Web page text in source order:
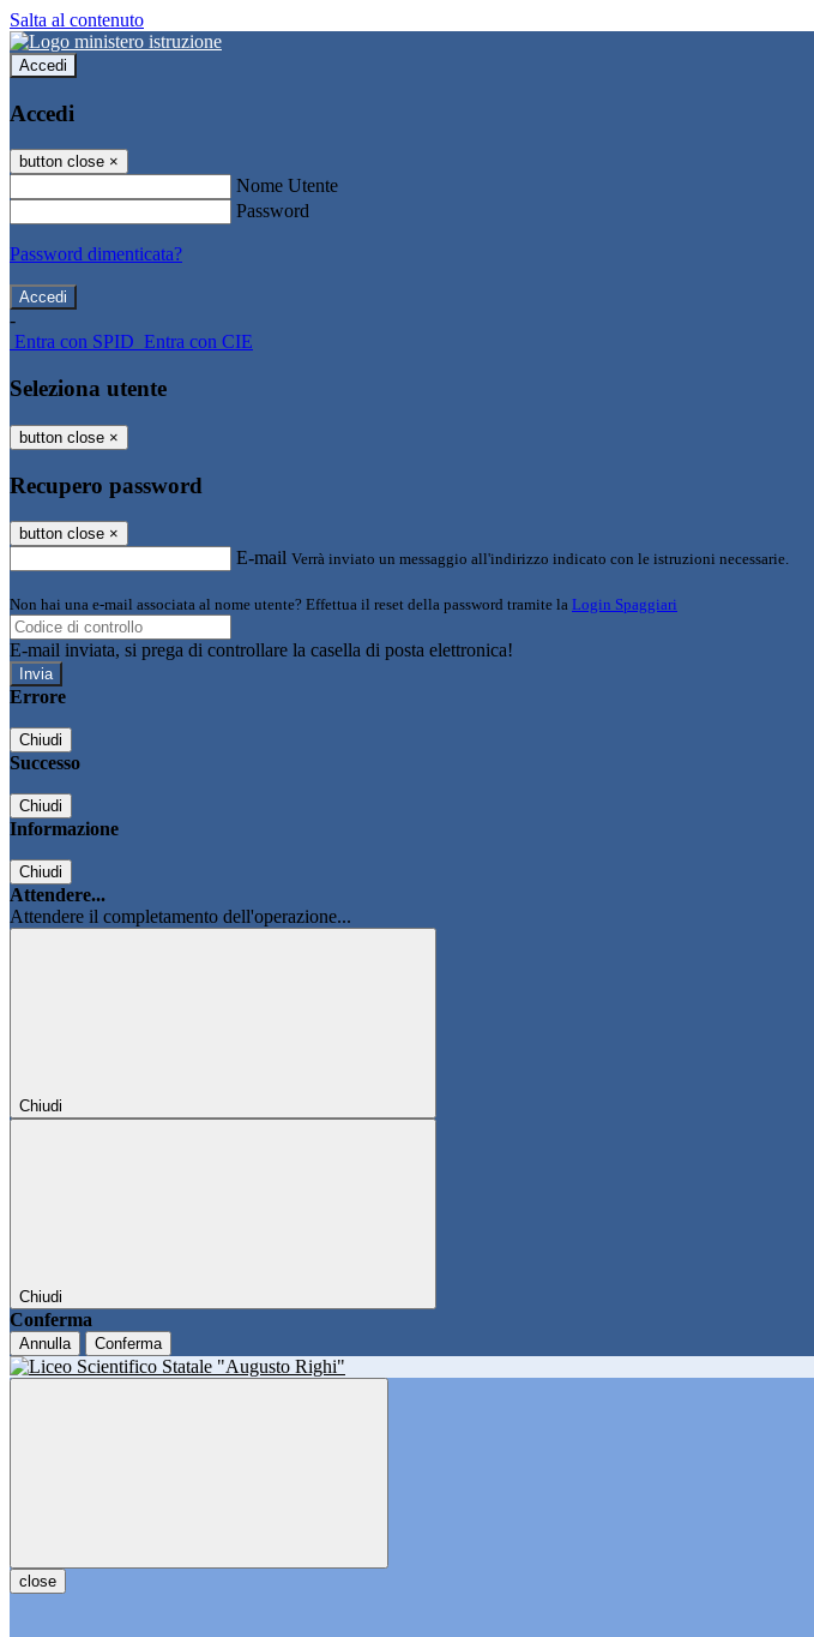
Salta al contenuto
Accedi
Accedi
button close ×
Nome Utente
Password
Password dimenticata?
-
Entra con SPID Entra con CIE
Seleziona utente
button close ×
Recupero password
button close ×
E-mail Verrà inviato un messaggio all'indirizzo indicato con le istruzioni necessarie.
Non hai una e-mail associata al nome utente? Effettua il reset della password tramite la Login Spaggiari
E-mail inviata, si prega di controllare la casella di posta elettronica!
Errore
Chiudi
Successo
Chiudi
Informazione
Chiudi
Attendere...
Attendere il completamento dell'operazione...
Chiudi
Chiudi
Conferma
Annulla Conferma
close